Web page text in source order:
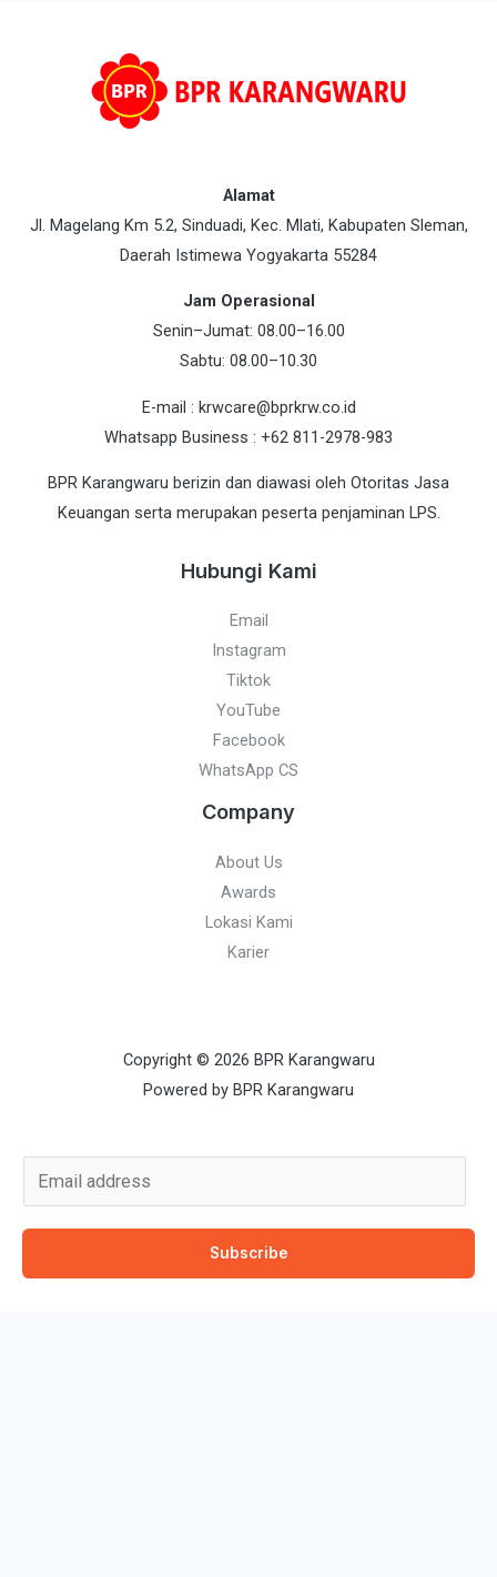
Alamat
Jl. Magelang Km 5.2, Sinduadi, Kec. Mlati, Kabupaten Sleman,
Daerah Istimewa Yogyakarta 55284
Jam Operasional
Senin–Jumat: 08.00–16.00
Sabtu: 08.00–10.30
E-mail : krwcare@bprkrw.co.id
Whatsapp Business : +62 811-2978-983
BPR Karangwaru berizin dan diawasi oleh Otoritas Jasa
Keuangan serta merupakan peserta penjaminan LPS.
Hubungi Kami
Email
Instagram
Tiktok
YouTube
Facebook
WhatsApp CS
Company
About Us
Awards
Lokasi Kami
Karier
Copyright © 2026 BPR Karangwaru
Powered by BPR Karangwaru
m
a
i
Subscribe